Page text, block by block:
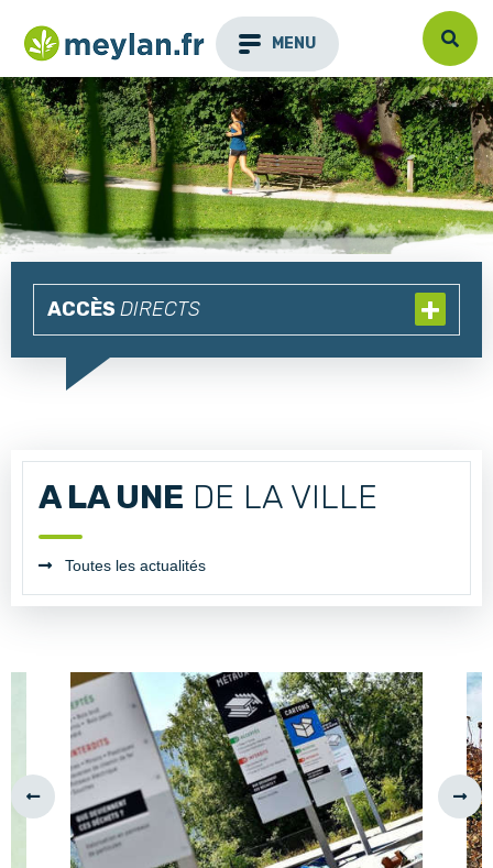
MENU
ACCÈS DIRECTS
A LA UNE DE LA VILLE
Toutes les actualités
Précédent